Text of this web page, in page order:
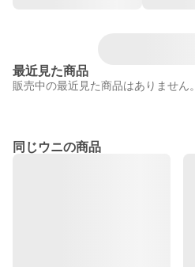
最近見た商品
販売中の最近見た商品はありません。
同じウニの商品